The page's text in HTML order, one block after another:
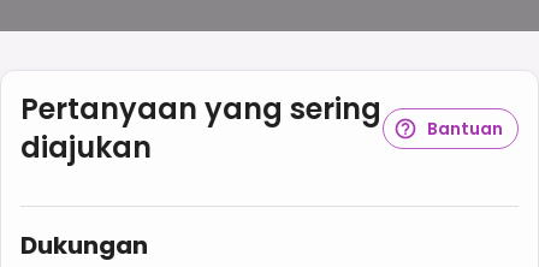
Pertanyaan yang sering
diajukan
Bantuan
Dukungan